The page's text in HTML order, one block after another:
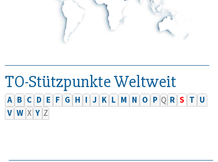
TO-Stützpunkte Weltweit
A B C D E F G H I J K L M N O P Q R S T U
V W X Y Z